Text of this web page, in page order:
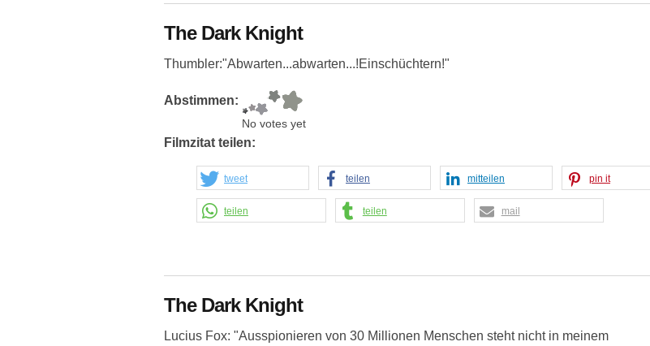
The Dark Knight
Thumbler:"Abwarten...abwarten...!Einschüchtern!"
Abstimmen:
No votes yet
Filmzitat teilen:
tweet teilen mitteilen pin it
teilen teilen mail
The Dark Knight
Lucius Fox: "Ausspionieren von 30 Millionen Menschen steht nicht in meinem